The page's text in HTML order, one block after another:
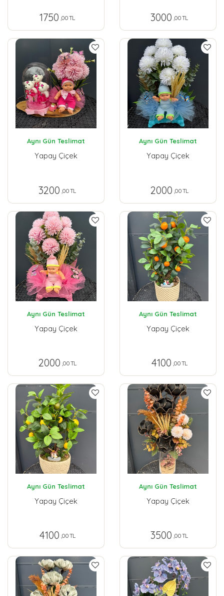
1750 ,00 TL 3000 ,00 TL
Aynı Gün Teslimat
Yapay Çiçek
3200 ,00 TL
Aynı Gün Teslimat
Yapay Çiçek
2000 ,00 TL
Aynı Gün Teslimat
Yapay Çiçek
2000 ,00 TL
Aynı Gün Teslimat
Yapay Çiçek
4100 ,00 TL
Aynı Gün Teslimat
Yapay Çiçek
4100 ,00 TL
Aynı Gün Teslimat
Yapay Çiçek
3500 ,00 TL